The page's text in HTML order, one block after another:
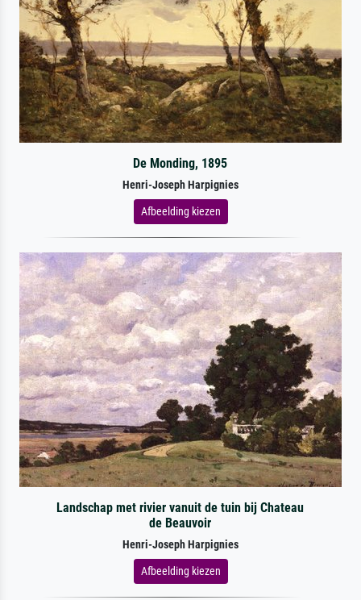
De Monding, 1895
Henri-Joseph Harpignies
Afbeelding kiezen
Landschap met rivier vanuit de tuin bij Chateau
de Beauvoir
Henri-Joseph Harpignies
Afbeelding kiezen